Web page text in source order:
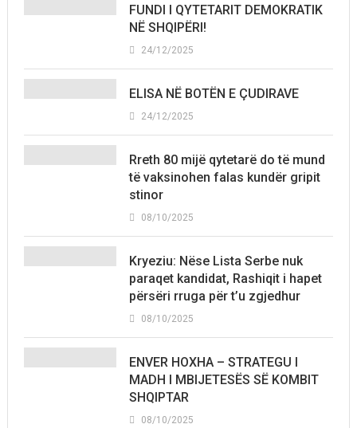
FUNDI I QYTETARIT DEMOKRATIK
NË SHQIPËRI!
24/12/2025
ELISA NË BOTËN E ÇUDIRAVE
24/12/2025
Rreth 80 mijë qytetarë do të mund
të vaksinohen falas kundër gripit
stinor
08/10/2025
Kryeziu: Nëse Lista Serbe nuk
paraqet kandidat, Rashiqit i hapet
përsëri rruga për t’u zgjedhur
08/10/2025
ENVER HOXHA – STRATEGU I
MADH I MBIJETESËS SË KOMBIT
SHQIPTAR
08/10/2025